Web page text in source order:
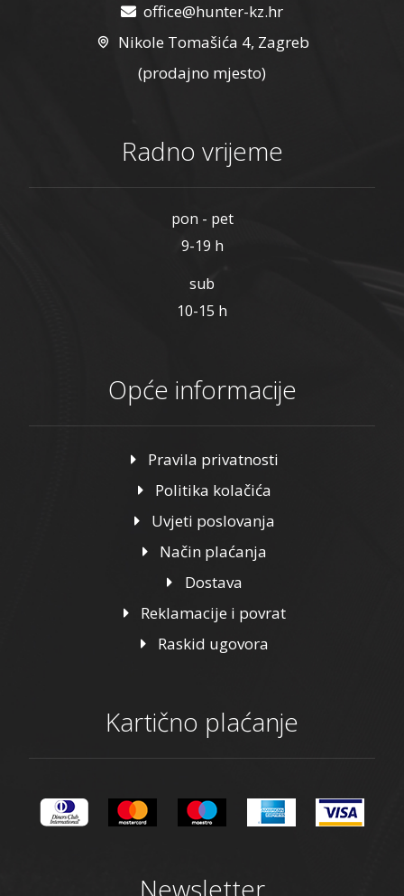
office@hunter-kz.hr
Nikole Tomašića 4, Zagreb
(prodajno mjesto)
Radno vrijeme
pon - pet
9-19 h
sub
10-15 h
Opće informacije
Pravila privatnosti
Politika kolačića
Uvjeti poslovanja
Način plaćanja
Dostava
Reklamacije i povrat
Raskid ugovora
Kartično plaćanje
Newsletter